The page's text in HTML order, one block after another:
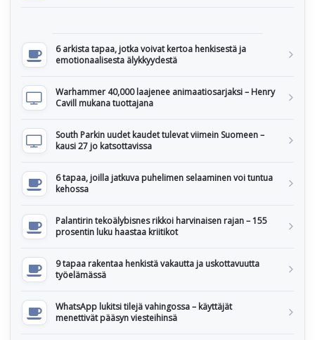
6 arkista tapaa, jotka voivat kertoa henkisestä ja
emotionaalisesta älykkyydestä
Warhammer 40,000 laajenee animaatiosarjaksi – Henry
Cavill mukana tuottajana
South Parkin uudet kaudet tulevat viimein Suomeen –
kausi 27 jo katsottavissa
6 tapaa, joilla jatkuva puhelimen selaaminen voi tuntua
kehossa
Palantirin tekoälybisnes rikkoi harvinaisen rajan – 155
prosentin luku haastaa kriitikot
9 tapaa rakentaa henkistä vakautta ja uskottavuutta
työelämässä
WhatsApp lukitsi tilejä vahingossa – käyttäjät
menettivät pääsyn viesteihinsä